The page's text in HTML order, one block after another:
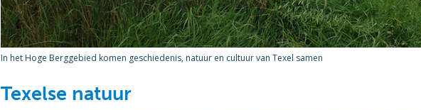
In het Hoge Berggebied komen geschiedenis, natuur en cultuur van Texel samen
Texelse natuur